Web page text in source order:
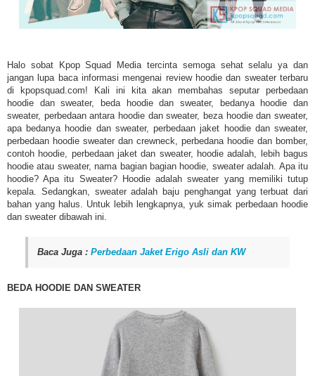
Halo sobat Kpop Squad Media tercinta semoga sehat selalu ya dan
jangan lupa baca informasi mengenai review hoodie dan sweater terbaru
di kpopsquad.com! Kali ini kita akan membahas seputar perbedaan
hoodie dan sweater, beda hoodie dan sweater, bedanya hoodie dan
sweater, perbedaan antara hoodie dan sweater, beza hoodie dan sweater,
apa bedanya hoodie dan sweater, perbedaan jaket hoodie dan sweater,
perbedaan hoodie sweater dan crewneck, perbedana hoodie dan bomber,
contoh hoodie, perbedaan jaket dan sweater, hoodie adalah, lebih bagus
hoodie atau sweater, nama bagian bagian hoodie, sweater adalah. Apa itu
hoodie? Apa itu Sweater? Hoodie adalah sweater yang memiliki tutup
kepala. Sedangkan, sweater adalah baju penghangat yang terbuat dari
bahan yang halus. Untuk lebih lengkapnya, yuk simak perbedaan hoodie
dan sweater dibawah ini.
Baca Juga : Perbedaan Jaket Erigo Asli dan KW
BEDA HOODIE DAN SWEATER